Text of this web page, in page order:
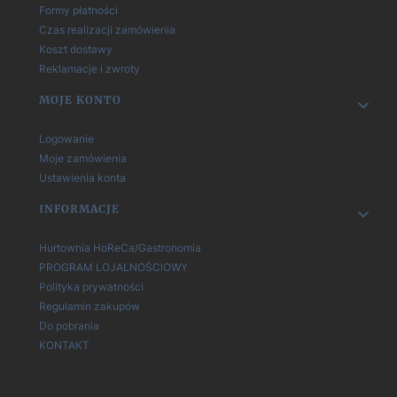
Formy płatności
Czas realizacji zamówienia
Koszt dostawy
Reklamacje i zwroty
MOJE KONTO
Logowanie
Moje zamówienia
Ustawienia konta
INFORMACJE
Hurtownia HoReCa/Gastronomia
PROGRAM LOJALNOŚCIOWY
Polityka prywatności
Regulamin zakupów
Do pobrania
KONTAKT